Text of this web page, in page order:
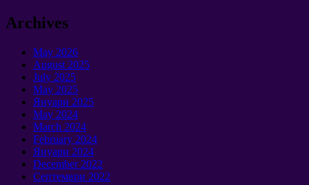
Archives
May 2026
August 2025
July 2025
May 2025
Януари 2025
May 2024
March 2024
February 2024
Януари 2024
December2022
Септември 2022